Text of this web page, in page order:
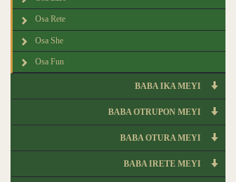
Osa Rete
Osa She
Osa Fun
BABA IKA MEYI
BABA OTRUPON MEYI
BABA OTURA MEYI
BABA IRETE MEYI